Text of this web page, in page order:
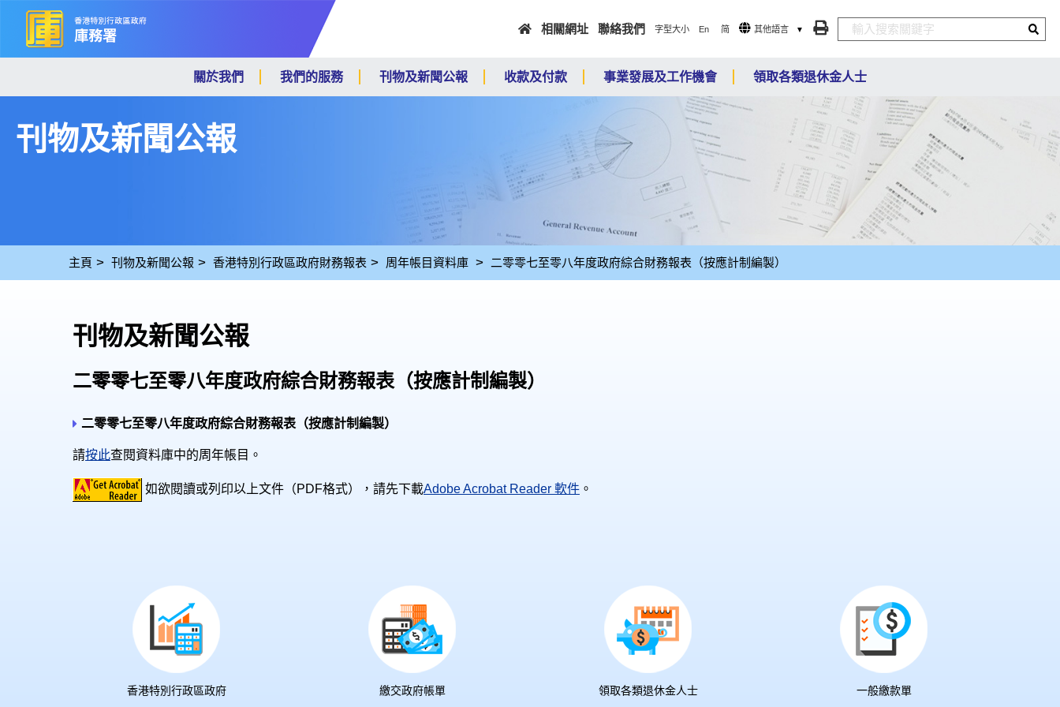
相關網址
聯絡我們 字型大小 En 简 其他語言
關於我們 我們的服務 刊物及新聞公報 收款及付款 事業發展及工作機會 領取各類退休金人士
刊物及新聞公報
主頁 刊物及新聞公報 香港特別行政區政府財務報表 周年帳目資料庫 二零零七至零八年度政府綜合財務報表（按應計制編製）
刊物及新聞公報
二零零七至零八年度政府綜合財務報表（按應計制編製）
二零零七至零八年度政府綜合財務報表（按應計制編製）
請按此查閱資料庫中的周年帳目。
如欲閱讀或列印以上文件（PDF格式），請先下載Adobe Acrobat Reader 軟件 。
香港特別行政區政府
繳交政府帳單 領取各類退休金人士 一般繳款單